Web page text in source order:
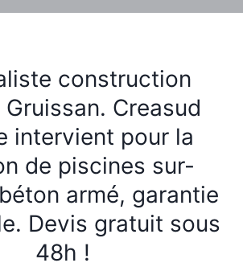
construction
Creasud
intervient pour la
de piscines sur-
armé, garantie
Devis gratuit sous
48h !